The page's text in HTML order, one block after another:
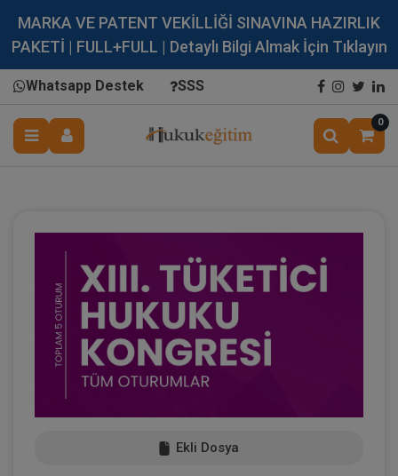
MARKA VE PATENT VEKİLLİĞİ SINAVINA HAZIRLIK
PAKETİ | FULL+FULL | Detaylı Bilgi Almak İçin Tıklayın
Whatsapp Destek SSS
0
Ekli Dosya